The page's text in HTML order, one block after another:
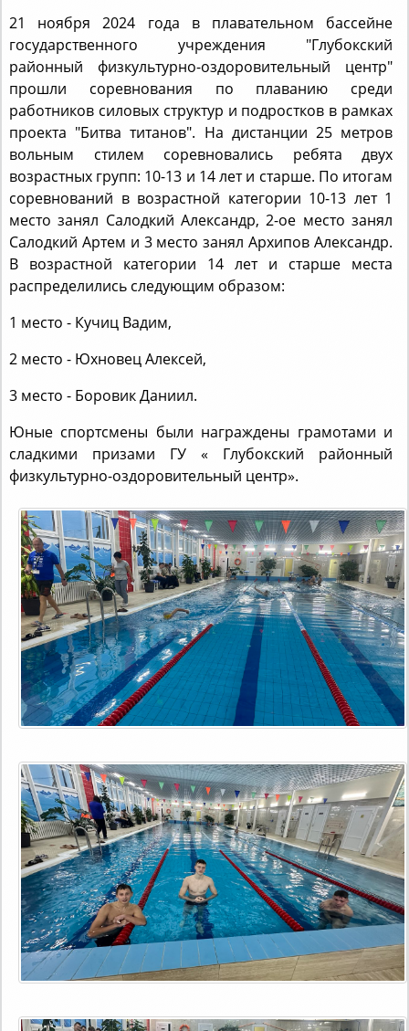
государственного учреждения "Глубокский
районный физкультурно-оздоровительный центр"
прошли соревнования по плаванию среди
работников силовых структур и подростков в рамках
проекта "Битва титанов". На дистанции 25 метров
вольным стилем соревновались ребята двух
возрастных групп: 10-13 и 14 лет и старше. По итогам
соревнований в возрастной категории 10-13 лет 1
место занял Салодкий Александр, 2-ое место занял
Салодкий Артем и 3 место занял Архипов Александр.
В возрастной категории 14 лет и старше места
распределились следующим образом:
1 место - Кучиц Вадим,
2 место - Юхновец Алексей,
3 место - Боровик Даниил.
Юные спортсмены были награждены грамотами и
сладкими призами ГУ « Глубокский районный
физкультурно-оздоровительный центр».